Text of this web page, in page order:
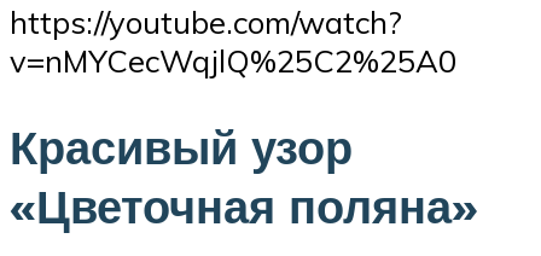
https://youtube.com/watch?
v=nMYCecWqjlQ%25C2%25A0
Красивый узор
«Цветочная поляна»